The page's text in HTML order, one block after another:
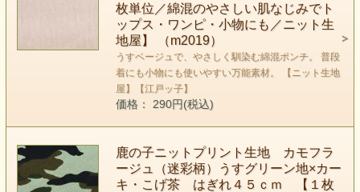
枚単位／綿混のやさしい肌なじみでト
ップス・ワンピ・小物にも／ニット生
地屋】 （m2019）
うすベージュで、やさしく馴染む綿混ポンチ。 普段
着にも小物にも使いやすい万能素材。 【ニット生地
屋】【江戸ッ子】
価格： 290円(税込)
鹿の子ニットプリント生地 カモフラ
ージュ（迷彩柄）うすグリーン地×カー
キ・こげ茶 はぎれ４５ｃｍ 【１枚